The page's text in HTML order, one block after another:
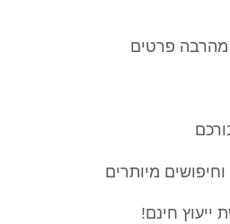
מהרבה פרטים
מיותרים
ייעוץ חינם!